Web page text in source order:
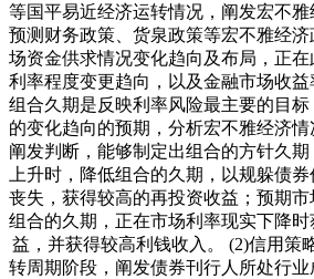
等国平易近经济运转情况，阐发宏不雅
预测财务政策、货泉政策等宏不雅经
场资金供求情况变化趋向及布局，正
利率程度变更趋向，以及金融市场收益
组合久期是反映利率风险最主要的目
的变化趋向的预期，分析宏不雅经济
阐发判断，能够制定出组合的方针久
上升时，降低组合的久期，以规躲债
丧失，获得较高的再投资收益；预期
组合的久期，正在市场利率现实下降
益，并获得较高利钱收入。 (2)信用策
转周期阶段，阐发债券刊行人所处行